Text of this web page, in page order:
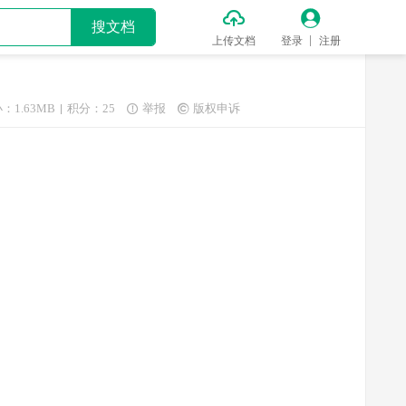
搜文档 
上传文档

登录 注册
：1.63MB 积分：25  举报  版权申诉